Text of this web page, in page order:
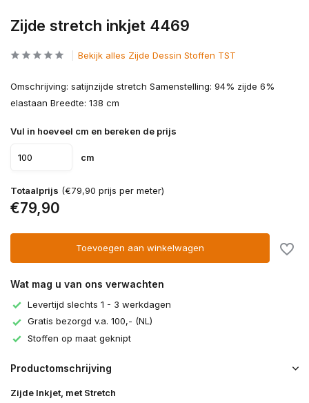
Zijde stretch inkjet 4469
Bekijk alles Zijde Dessin Stoffen TST
Omschrijving: satijnzijde stretch Samenstelling: 94% zijde 6%
elastaan Breedte: 138 cm
Vul in hoeveel cm en bereken de prijs
cm
Totaalprijs (€79,90 prijs per meter)
€79,90
Toevoegen aan winkelwagen
Wat mag u van ons verwachten
Levertijd slechts 1 - 3 werkdagen
Gratis bezorgd v.a. 100,- (NL)
Stoffen op maat geknipt
Productomschrijving
Zijde Inkjet, met Stretch